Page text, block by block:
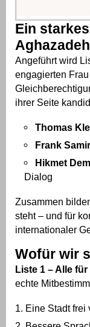
Ein
Aghazadeh
Angeführt wird
engagierten
ihrer Seite
Thomas
Frank
Hikmet
Dialog
Zusammen
steht – und für
internationaler
Wofür wir
Liste 1 – Alle
echte
Eine Stadt frei